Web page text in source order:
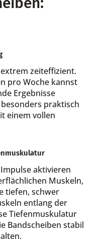
zeiteffizient.
pro Woche kannst
Ergebnisse
praktisch
einem vollen
aktivieren
Muskeln,
tiefen, schwer
entlang der
Tiefenmuskulatur
Bandscheiben stabil